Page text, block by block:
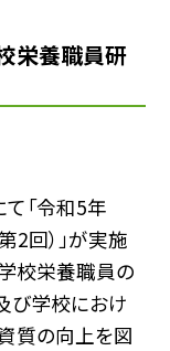
栄養職員研
て「令和5年
回）」が実施
校栄養職員の
び学校におけ
質の向上を図